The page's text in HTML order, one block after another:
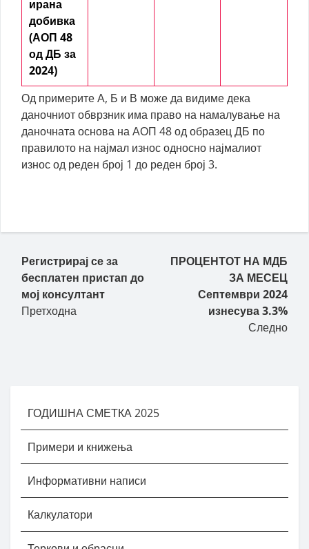
ирана
добивка
(АОП 48
од ДБ за
2024)
Од примерите А, Б и В може да видиме дека
даночниот обврзник има право на намалување на
даночната основа на АОП 48 од образец ДБ по
правилото на најмал износ односно најмалиот
износ од реден број 1 до реден број 3.
Пост навигација
Регистрирај се за
бесплатен пристап до
мој консултант
Претходна
ПРОЦЕНТОТ НА МДБ
ЗА МЕСЕЦ
Септември 2024
изнесува 3.3%
Следно
ГОДИШНА СМЕТКА 2025
Примери и книжења
Информативни написи
Калкулатори